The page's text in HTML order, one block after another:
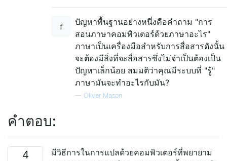
ปัญหาพื้นฐานอย่างหนึ่งคือคำถาม "การ
สอนภาษาคอมพิวเตอร์ด้วยภาษาอะไร"
ภาษาเป็นเครื่องมือสำหรับการสื่อสารดังนั้น
จะต้องมีสิ่งที่จะสื่อสารซึ่งไม่จำเป็นต้องเป็น
ปัญหาเล็กน้อย สมมติว่าคุณมีระบบที่ "รู้"
ภาษามันจะทำอะไรกับมัน?
— Oliver Mason
คำตอบ:
4
มีวิธีการในการแปลด้วยคอมพิวเตอร์ที่พยายาม